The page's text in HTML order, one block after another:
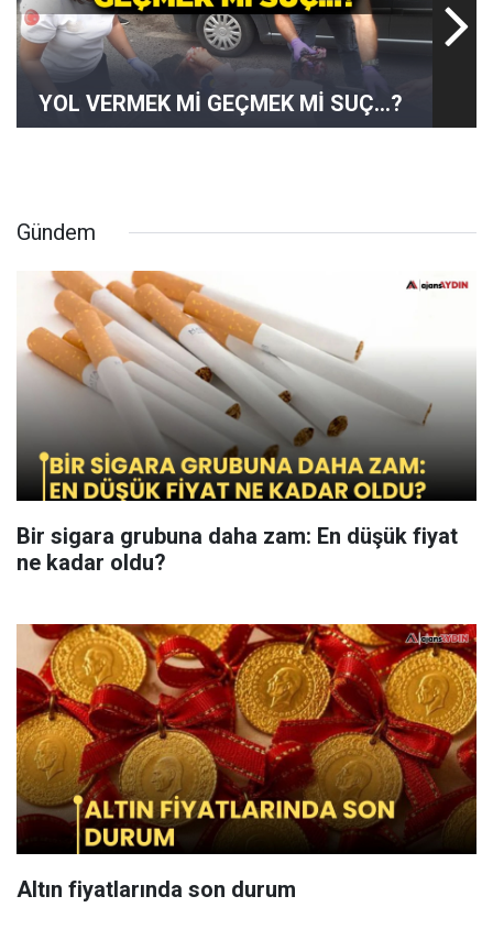
YOL VERMEK Mİ GEÇMEK Mİ SUÇ...?
Gündem
Bir sigara grubuna daha zam: En düşük fiyat
ne kadar oldu?
Altın fiyatlarında son durum